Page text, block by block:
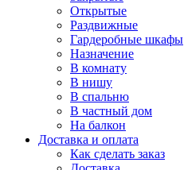
Открытые
Раздвижные
Гардеробные шкафы
Назначение
В комнату
В нишу
В спальню
В частный дом
На балкон
Доставка и оплата
Как сделать заказ